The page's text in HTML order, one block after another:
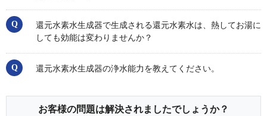
還元水素水生成器で生成される還元水素水は、熱してお湯に
しても効能は変わりませんか？
還元水素水生成器の浄水能力を教えてください。
お客様の問題は解決されましたでしょうか？